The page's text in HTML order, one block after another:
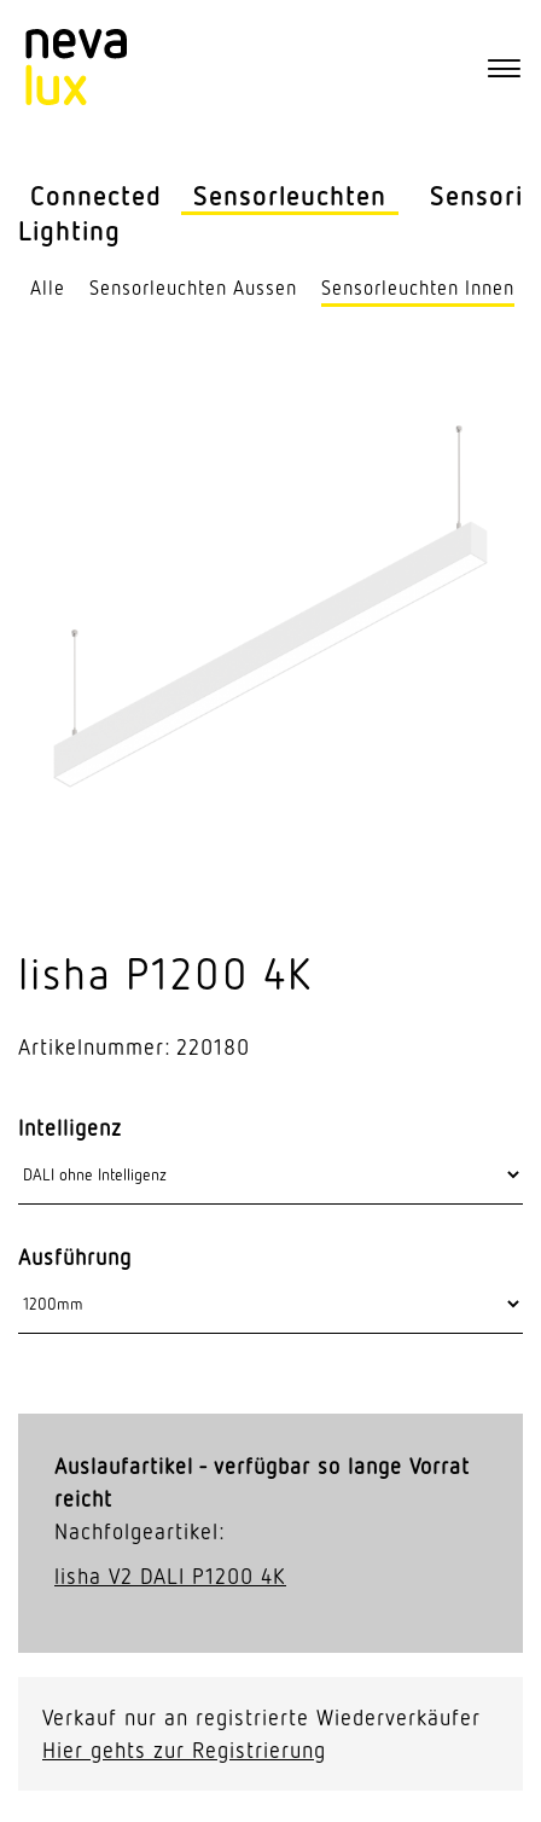
Connected
Lighting
Sensor­leuchten Sensorik
Alle Sensor­leuchten Aussen Sensor­leuchten Innen
lisha P1200 4K
Artikelnummer: 220180
Intelligenz
Ausführung
Auslaufartikel - verfügbar so lange Vorrat
reicht
Nachfolgeartikel:
lisha V2 DALI P1200 4K
Verkauf nur an registrierte Wiederverkäufer
Hier gehts zur Registrierung